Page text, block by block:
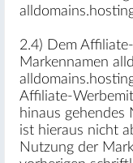
2.4) Dem
Markennamen
Affiliate-
hinaus gehendes
ist hieraus nicht
Nutzung der